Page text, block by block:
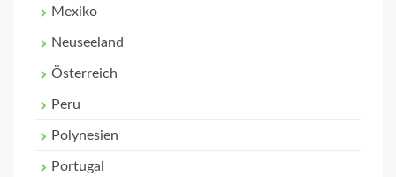
Mexiko
Neuseeland
Österreich
Peru
Polynesien
Portugal